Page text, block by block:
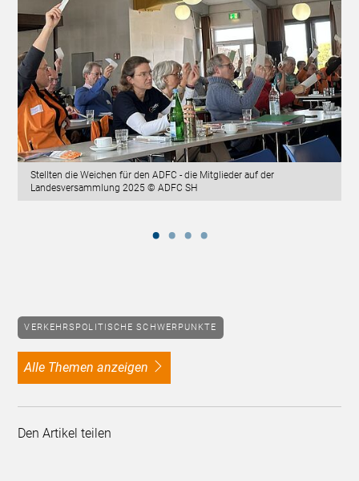
Stellten die Weichen für den ADFC - die Mitglieder auf der
Landesversammlung 2025 © ADFC SH
VERKEHRSPOLITISCHE SCHWERPUNKTE
alle Themen anzeigen
Den Artikel teilen